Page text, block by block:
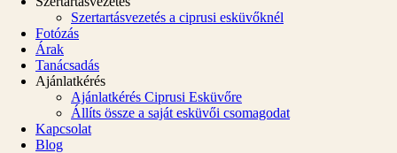
Szertartásvezetés a ciprusi esküvőknél
Fotózás
Árak
Tanácsadás
Ajánlatkérés
Ajánlatkérés Ciprusi Esküvőre
Állíts össze a saját esküvői csomagodat
Kapcsolat
Blog